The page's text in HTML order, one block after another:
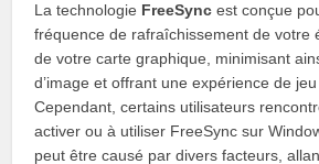
La technologie FreeSync est conçue
fréquence de rafraîchissement de votre
de votre carte graphique, minimisant
d’image et offrant une expérience de jeu
Cependant, certains utilisateurs
activer ou à utiliser FreeSync sur
peut être causé par divers facteurs,